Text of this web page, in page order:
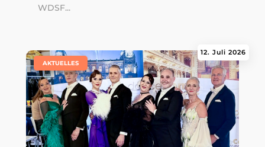
WDSF...
12. Juli 2026
AKTUELLES